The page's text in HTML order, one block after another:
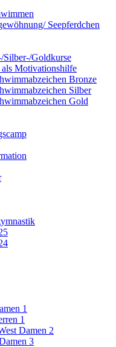
Seepferdchen
Silber-/Goldkurse
Motivationshilfe
Bronze
Silber
Gold
1
1
Damen 2
3